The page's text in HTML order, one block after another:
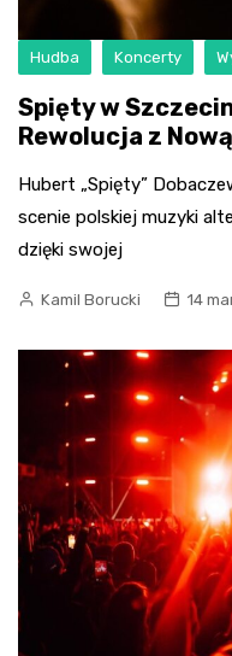
Hudba Koncerty
Spięty w
Rewolucja z
Hubert „Spięty”
scenie polskiej muzyki
dzięki swojej
Kamil Borucki 14